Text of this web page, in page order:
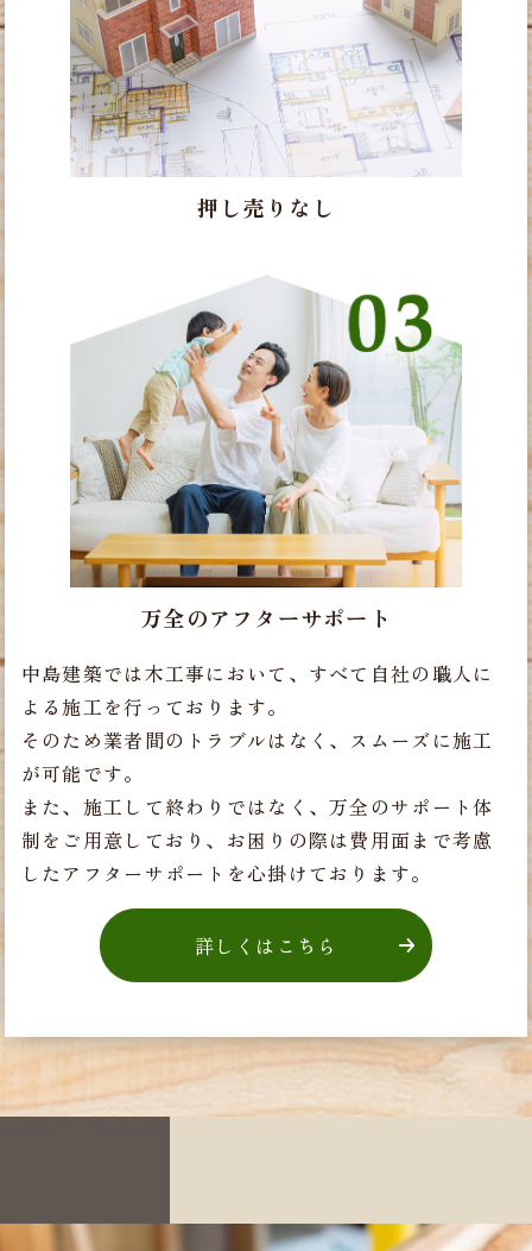
押し売りなし
万全のアフターサポート
中島建築では木工事において、すべて自社の職人に
よる施工を行っております。
そのため業者間のトラブルはなく、スムーズに施工
が可能です。
また、施工して終わりではなく、万全のサポート体
制をご用意しており、 お困りの際は費用面まで考慮
したアフターサポートを心掛けております。
詳しくはこちら